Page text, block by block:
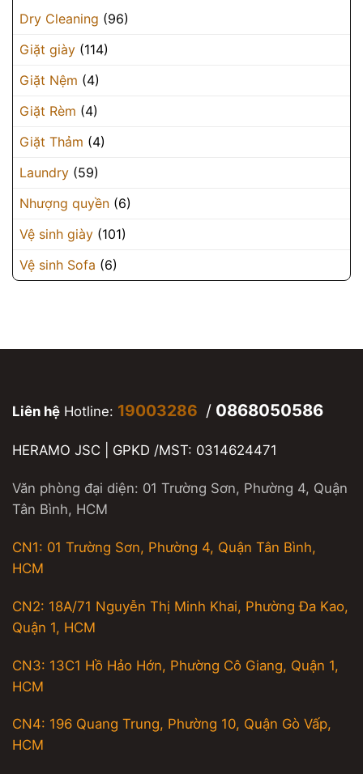
Dry Cleaning (96)
Giặt giày (114)
Giặt Nệm (4)
Giặt Rèm (4)
Giặt Thảm (4)
Laundry (59)
Nhượng quyền (6)
Vệ sinh giày (101)
Vệ sinh Sofa (6)
Liên hệ Hotline: 19003286 / 0868050586
HERAMO JSC | GPKD /MST: 0314624471
Văn phòng đại diện: 01 Trường Sơn, Phường 4, Quận
Tân Bình, HCM
CN1: 01 Trường Sơn, Phường 4, Quận Tân Bình,
HCM
CN2: 18A/71 Nguyễn Thị Minh Khai, Phường Đa Kao,
Quận 1, HCM
CN3: 13C1 Hồ Hảo Hớn, Phường Cô Giang, Quận 1,
HCM
CN4: 196 Quang Trung, Phường 10, Quận Gò Vấp,
HCM